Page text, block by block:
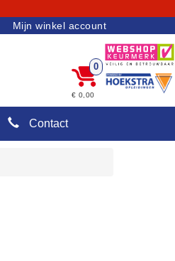
Mijn winkel account
0
€ 0,00
Contact